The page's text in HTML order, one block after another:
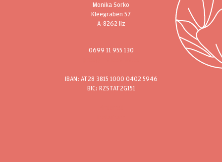
Monika Sorko
Kleegraben 57
A-8262 Ilz
0699 11 955 130
IBAN: AT28 3815 1000 0402 5946
BIC: RZSTAT2G151